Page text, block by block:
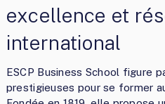
excellence et
international
ESCP Business School figure
prestigieuses pour se former